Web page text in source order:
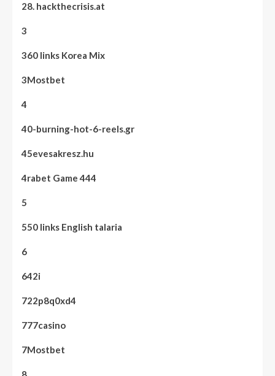
28. hackthecrisis.at
3
360 links Korea Mix
3Mostbet
4
40-burning-hot-6-reels.gr
45evesakresz.hu
4rabet Game 444
5
550 links English talaria
6
642i
722p8q0xd4
777casino
7Mostbet